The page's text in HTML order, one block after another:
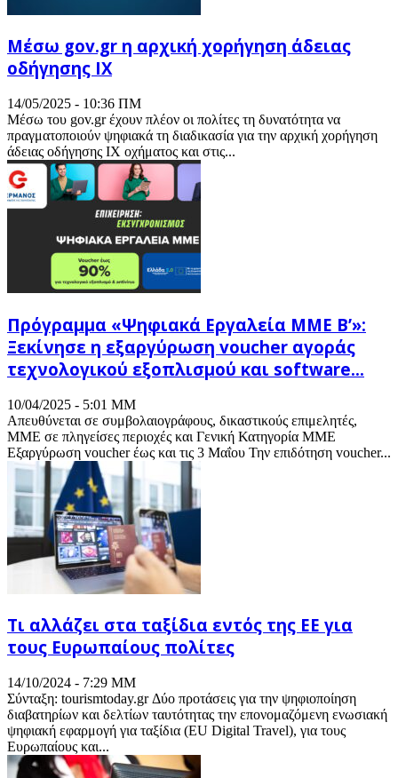
Μέσω gov.gr η αρχική χορήγηση άδειας
οδήγησης ΙΧ
14/05/2025 - 10:36 ΠΜ
Μέσω του gov.gr έχουν πλέον οι πολίτες τη δυνατότητα να
πραγματοποιούν ψηφιακά τη διαδικασία για την αρχική χορήγηση
άδειας οδήγησης ΙΧ οχήματος και στις...
Πρόγραμμα «Ψηφιακά Εργαλεία ΜΜΕ Β’»:
Ξεκίνησε η εξαργύρωση voucher αγοράς
τεχνολογικού εξοπλισμού και software...
10/04/2025 - 5:01 ΜΜ
Απευθύνεται σε συμβολαιογράφους, δικαστικούς επιμελητές,
ΜΜΕ σε πληγείσες περιοχές και Γενική Κατηγορία ΜMΕ
Εξαργύρωση voucher έως και τις 3 Μαΐου Την επιδότηση voucher...
Τι αλλάζει στα ταξίδια εντός της ΕΕ για
τους Ευρωπαίους πολίτες
14/10/2024 - 7:29 ΜΜ
Σύνταξη: tourismtoday.gr Δύο προτάσεις για την ψηφιοποίηση
διαβατηρίων και δελτίων ταυτότητας την επονομαζόμενη ενωσιακή
ψηφιακή εφαρμογή για ταξίδια (EU Digital Travel), για τους
Ευρωπαίους και...